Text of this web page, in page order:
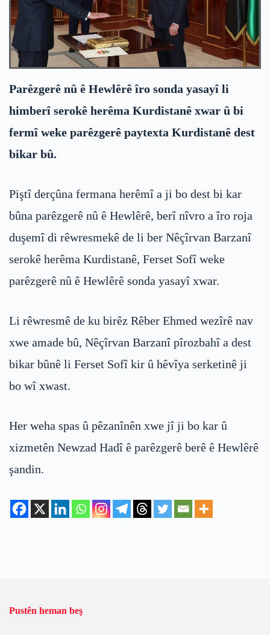
Parêzgerê nû ê Hewlêrê îro sonda yasayî li
himberî serokê herêma Kurdistanê xwar û bi
fermî weke parêzgerê paytexta Kurdistanê dest
bikar bû.
Piştî derçûna fermana herêmî a ji bo dest bi kar
bûna parêzgerê nû ê Hewlêrê, berî nîvro a îro roja
duşemî di rêwresmekê de li ber Nêçîrvan Barzanî
serokê herêma Kurdistanê, Ferset Sofî weke
parêzgerê nû ê Hewlêrê sonda yasayî xwar.
Li rêwresmê de ku birêz Rêber Ehmed wezîrê nav
xwe amade bû, Nêçîrvan Barzanî pîrozbahî a dest
bikar bûnê li Ferset Sofî kir û hêvîya serketinê ji
bo wî xwast.
Her weha spas û pêzanînên xwe jî ji bo kar û
xizmetên Newzad Hadî ê parêzgerê berê ê Hewlêrê
şandin.
Pustên heman beş